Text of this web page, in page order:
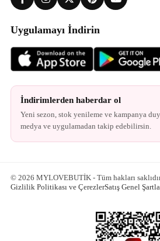
Uygulamayı İndirin
İndirimlerden haberdar ol
Yeni sezon, stok yenileme ve kampanya
medya ve uygulamadan takip edebilirsin.
© 2026 MYLOVEBUTİK - Tüm hakları
Gizlilik Politikası ve ÇerezlerSatış Genel